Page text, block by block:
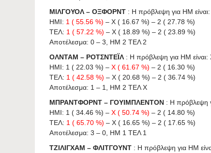
ΜΙΛΓΟΥΟΛ – ΟΞΦΟΡΝΤ : Η πρόβλεψη για HΜ είναι:
ΗΜΙ: 1 ( 55.56 %) – X ( 16.67 %) – 2 ( 27.78 %)
ΤΕΛ: 1 ( 57.22 %) – X ( 18.89 %) – 2 ( 23.89 %)
Αποτέλεσμα: 0 – 3, HΜ 2 ΤΕΛ 2
ΟΛΝΤΑΜ – ΡΟΤΣΝΤΕΪΛ : Η πρόβλεψη για HΜ είναι:
ΗΜΙ: 1 ( 22.03 %) – X ( 61.67 %) – 2 ( 16.30 %)
ΤΕΛ: 1 ( 42.58 %) – X ( 20.68 %) – 2 ( 36.74 %)
Αποτέλεσμα: 1 – 1, HΜ 2 ΤΕΛ X
ΜΠΡΑΝΤΦΟΡΝΤ – ΓΟΥΙΜΠΛΕΝΤΟΝ : Η πρόβλεψη
ΗΜΙ: 1 ( 34.46 %) – X ( 50.74 %) – 2 ( 14.80 %)
ΤΕΛ: 1 ( 65.70 %) – X ( 16.65 %) – 2 ( 17.65 %)
Αποτέλεσμα: 3 – 0, HΜ 1 ΤΕΛ 1
ΤΖΙΛΙΓΧΑΜ – ΦΛΙΤΓΟΥΝΤ : Η πρόβλεψη για HΜ